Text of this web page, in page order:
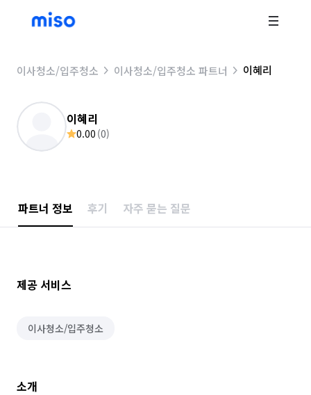
이사청소/입주청소 이사청소/입주청소 파트너 이혜리
이혜리
0.00 (0)
파트너 정보 후기 자주 묻는 질문
제공 서비스
이사청소/입주청소
소개